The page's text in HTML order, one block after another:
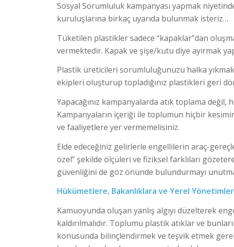
Sosyal Sorumluluk kampanyası yapmak
kuruluşlarına birkaç uyarıda bulunmak isteriz…
Tüketilen plastikler sadece “kapaklar”dan
vermektedir. Kapak ve şişe/kutu diye ayırmak
Plastik üreticileri sorumluluğunuzu halka
ekipleri oluşturup topladığınız plastikleri geri
Yapacağınız kampanyalarda atık toplama değil,
Kampanyaların içeriği ile toplumun hiçbir
ve faaliyetlere yer vermemelisiniz.
Elde edeceğiniz gelirlerle engellilerin araç-
özel” şekilde ölçüleri ve fiziksel farklıları
güvenliğini de göz önünde bulundurmayı
Hükümetlere, Bakanlıklara ve Yerel
Kamuoyunda oluşan yanlış algıyı düzelterek
kaldırılmalıdır. Toplumu plastik atıklar ve
konusunda bilinçlendirmek ve teşvik etmek